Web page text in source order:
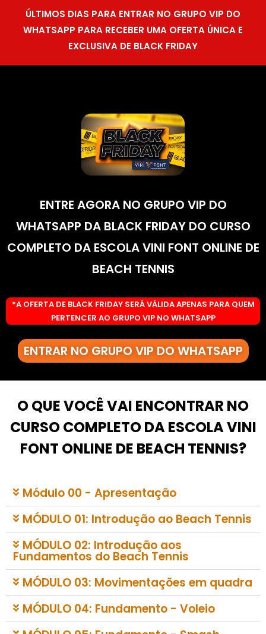
ÚLTIMOS DIAS PARA ENTRAR NO GRUPO VIP DO
WHATSAPP PARA RECEBER UMA OFERTA ÚNICA E
EXCLUSIVA DE BLACK FRIDAY
ENTRE AGORA NO GRUPO VIP DO
WHATSAPP DA BLACK FRIDAY DO CURSO
COMPLETO DA ESCOLA VINI FONT ONLINE DE
BEACH TENNIS
*A OFERTA DE BLACK FRIDAY SERÁ VÁLIDA APENAS PARA QUEM
PERTENCER AO GRUPO VIP NO WHATSAPP
ENTRAR NO GRUPO VIP DO WHATSAPP
O QUE VOCÊ VAI ENCONTRAR NO
CURSO COMPLETO DA ESCOLA VINI
FONT ONLINE DE BEACH TENNIS?
Módulo 00 - Apresentação
MÓDULO 01: Introdução ao Beach Tennis
MÓDULO 02: Introdução aos
Fundamentos do Beach Tennis
MÓDULO 03: Movimentações em quadra
MÓDULO 04: Fundamento - Voleio